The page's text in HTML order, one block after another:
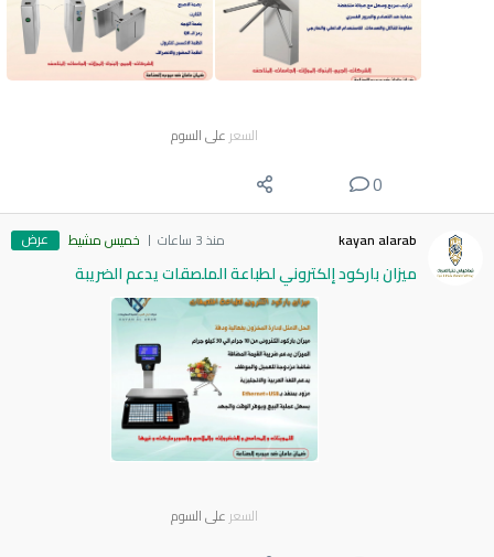
السعر على السوم
0
kayan alarab منذ 3 ساعات خميس مشيط عرض
ميزان باركود إلكتروني لطباعة الملصقات يدعم الضريبة
السعر على السوم